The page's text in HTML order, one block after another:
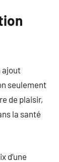
ajout
seulement
de plaisir,
la santé
d’une